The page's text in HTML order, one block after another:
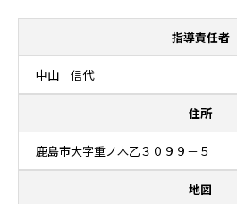
指導責任者
中山 信代
住所
鹿島市大字重ノ木乙３０９９－５
地図